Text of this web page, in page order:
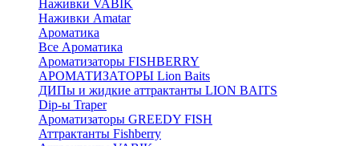
Наживки VABIK
Наживки Amatar
Ароматика
Все Ароматика
Ароматизаторы FISHBERRY
АРОМАТИЗАТОРЫ Lion Baits
ДИПы и жидкие аттрактанты LION BAITS
Dip-ы Traper
Ароматизаторы GREEDY FISH
Аттрактанты Fishberry